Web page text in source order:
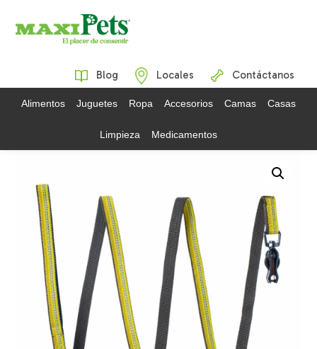
Blog Locales Contáctanos
Alimentos Juguetes Ropa Accesorios Camas Casas
Limpieza Medicamentos